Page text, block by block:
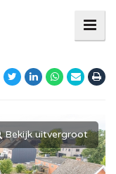
Bekijk uitvergroot